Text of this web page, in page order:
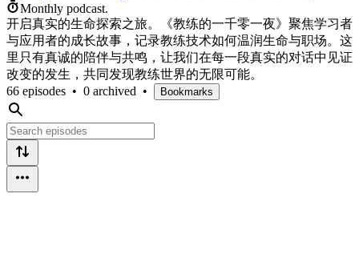
Monthly podcast.
开启真实的生命探索之旅。《教练的一千零一夜》聚焦学习者
与应用者的成长故事，记录教练技术如何温润生命与职场。这
里只有真诚的陪伴与共鸣，让我们在每一段真实的对话中见证
改变的发生，共同发现教练世界的无限可能。
66 episodes • 0 archived • Bookmarks